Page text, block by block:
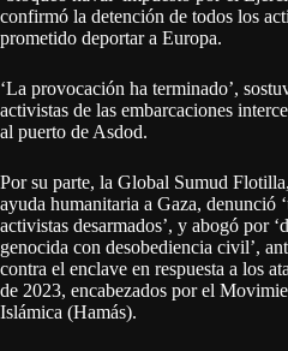
confirmó la detención de todos los
prometido deportar a Europa.
‘La provocación ha terminado’,
activistas de las embarcaciones
al puerto de Asdod.
Por su parte, la Global Sumud
ayuda humanitaria a Gaza, denunció
activistas desarmados’, y abogó por
genocida con desobediencia civil’,
contra el enclave en respuesta a los
de 2023, encabezados por el
Islámica (Hamás).